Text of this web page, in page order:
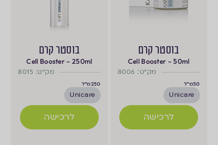
בוסטר קרם
Cell Booster – 50ml
מק"ט: 8006
50מ"ל
Unicare
לרכישה
בוסטר קרם
Cell Booster – 250ml
מק"ט: 8015
250מ"ל
Unicare
לרכישה